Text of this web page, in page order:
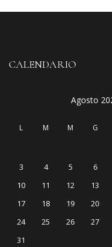
CALENDARIO
Agosto
L M M G
3
4 5 6
10
11 12 13
17
18 19 20
24
25 26 27
31